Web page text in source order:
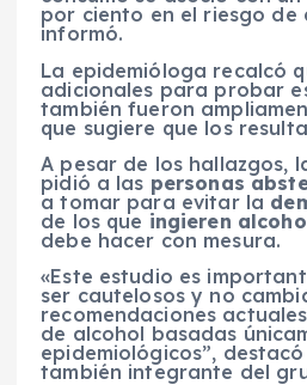
por ciento en el riesgo de
informó.
La epidemióloga recalcó
adicionales para probar
también fueron
que sugiere que los
A pesar de los hallazgos,
pidió a las personas
a tomar para evitar la
de los que ingieren
debe hacer con mesura.
«Este estudio es
ser cautelosos y no
recomendaciones
de alcohol basadas
epidemiológicos”, destacó
también integrante del